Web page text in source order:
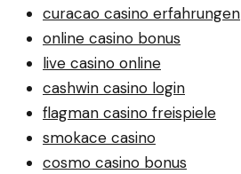
curacao casino erfahrungen
online casino bonus
live casino online
cashwin casino login
flagman casino freispiele
smokace casino
cosmo casino bonus